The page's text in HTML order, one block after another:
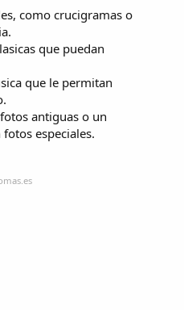
como crucigramas o
que puedan
que le permitan
antiguas o un
especiales.